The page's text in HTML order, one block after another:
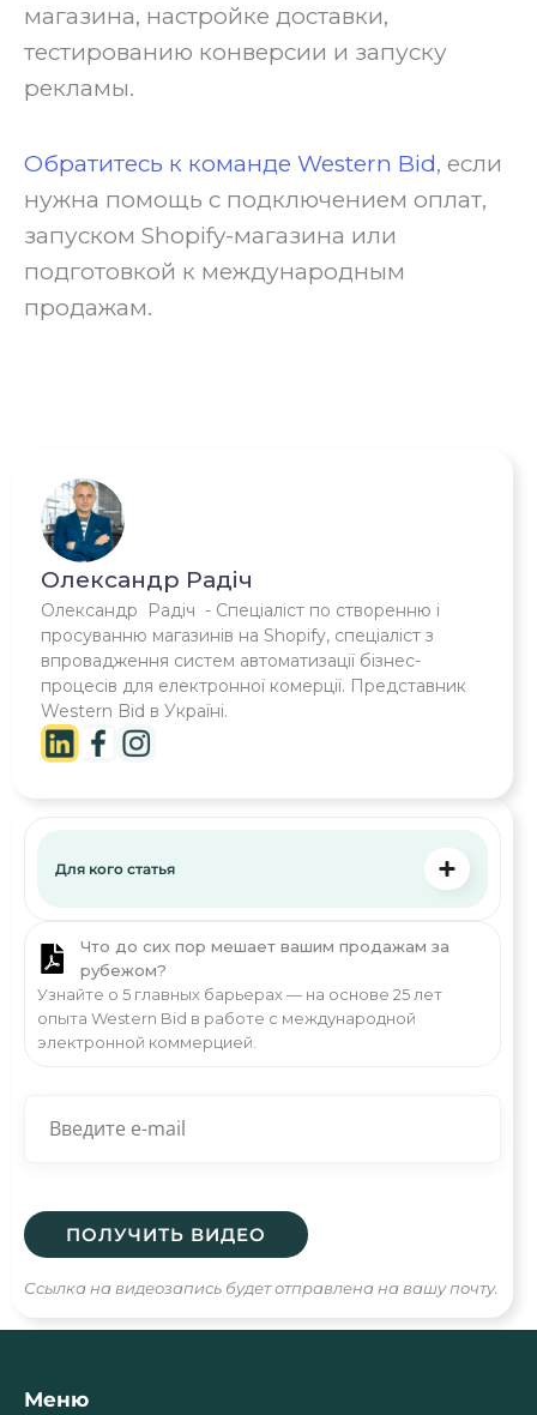
магазина, настройке доставки,
тестированию конверсии и запуску
рекламы.
Обратитесь к команде Western Bid, если
нужна помощь с подключением оплат,
запуском Shopify-магазина или
подготовкой к международным
продажам.
Олександр Радіч
Олександр Радіч - Спеціаліст по створенню і
просуванню магазинів на Shopify, спеціаліст з
впровадження систем автоматизації бізнес-
процесів для електронної комерції. Представник
Western Bid в Україні.
Для кого статья
Что до сих пор мешает вашим продажам за
рубежом?
Узнайте о 5 главных барьерах — на основе 25 лет
опыта Western Bid в работе с международной
электронной коммерцией.
Ссылка на видеозапись будет отправлена на вашу почту.
Меню